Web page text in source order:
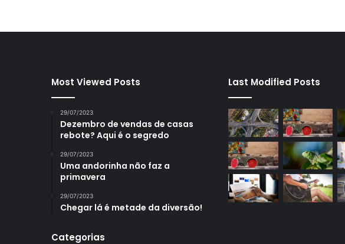
Most Viewed Posts
29/07/2023
Dezembro de vendas de casas
rebote? Aqui é o segredo
29/07/2023
Uma andorinha não faz a
primavera
29/07/2023
Chegar lá é metade da diversão!
Categorias
Last Modified Posts